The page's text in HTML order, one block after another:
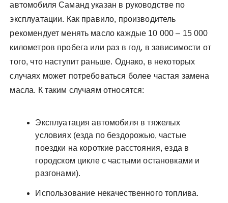
автомобиля Саманд указан в руководстве по
эксплуатации. Как правило, производитель
рекомендует менять масло каждые 10 000 – 15 000
километров пробега или раз в год, в зависимости от
того, что наступит раньше. Однако, в некоторых
случаях может потребоваться более частая замена
масла. К таким случаям относятся:
Эксплуатация автомобиля в тяжелых
условиях (езда по бездорожью, частые
поездки на короткие расстояния, езда в
городском цикле с частыми остановками и
разгонами).
Использование некачественного топлива.